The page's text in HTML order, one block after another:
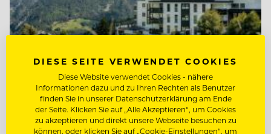
TOP ARBEITGEBER
Schlosshotel Fiss
DIESE SEITE VERWENDET COOKIES
Diese Website verwendet Cookies - nähere
Informationen dazu und zu Ihren Rechten als Benutzer
finden Sie in unserer Datenschutzerklärung am Ende
der Seite. Klicken Sie auf „Alle Akzeptieren“, um Cookies
zu akzeptieren und direkt unsere Webseite besuchen zu
können, oder klicken Sie auf „Cookie-Einstellungen“, um